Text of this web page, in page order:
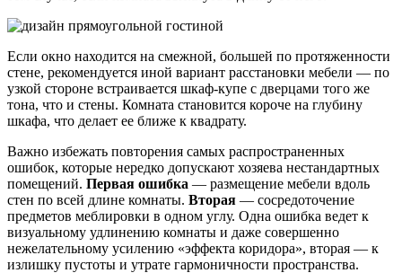
Если окно находится на смежной, большей по протяженности
стене, рекомендуется иной вариант расстановки мебели ― по
узкой стороне встраивается шкаф-купе с дверцами того же
тона, что и стены. Комната становится короче на глубину
шкафа, что делает ее ближе к квадрату.
Важно избежать повторения самых распространенных
ошибок, которые нередко допускают хозяева нестандартных
помещений. Первая ошибка — размещение мебели вдоль
стен по всей длине комнаты. Вторая — сосредоточение
предметов меблировки в одном углу. Одна ошибка ведет к
визуальному удлинению комнаты и даже совершенно
нежелательному усилению «эффекта коридора», вторая — к
излишку пустоты и утрате гармоничности пространства.